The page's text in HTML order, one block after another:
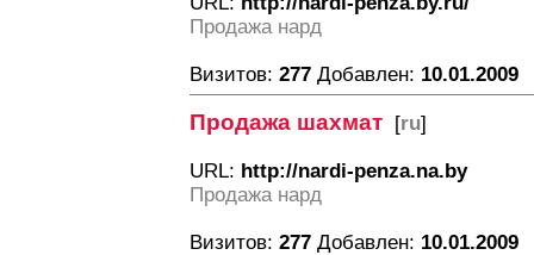
Продажа нард
Визитов: 277 Добавлен: 10.01.2009
Продажа шахмат [ru]
URL: http://nardi-penza.na.by
Продажа нард
Визитов: 277 Добавлен: 10.01.2009